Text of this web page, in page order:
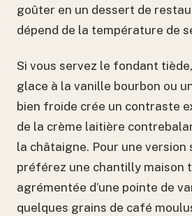
goûter en un dessert de
dépend de la température de
Si vous servez le fondant
glace à la vanille bourbon ou
bien froide crée un contraste
de la crème laitière
la châtaigne. Pour une version
préférez une chantilly maison
agrémentée d’une pointe de
quelques grains de café